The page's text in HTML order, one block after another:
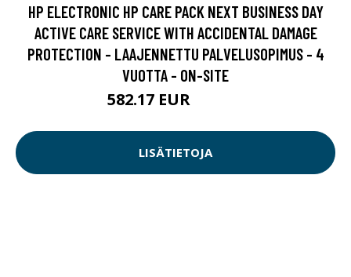
HP ELECTRONIC HP CARE PACK NEXT BUSINESS DAY
ACTIVE CARE SERVICE WITH ACCIDENTAL DAMAGE
PROTECTION - LAAJENNETTU PALVELUSOPIMUS - 4
VUOTTA - ON-SITE
582.17 EUR
LISÄTIETOJA